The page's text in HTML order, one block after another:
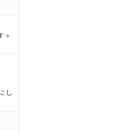
。
し